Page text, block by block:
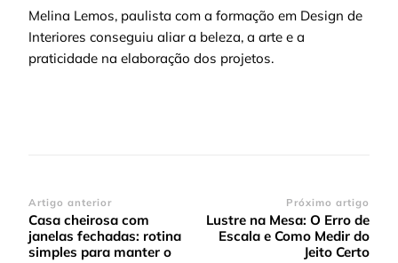
Melina Lemos, paulista com a formação em Design de
Interiores conseguiu aliar a beleza, a arte e a
praticidade na elaboração dos projetos.
Navegação
de
post
Artigo anterior
Casa cheirosa com
janelas fechadas: rotina
simples para manter o
Próximo artigo
Lustre na Mesa: O Erro de
Escala e Como Medir do
Jeito Certo